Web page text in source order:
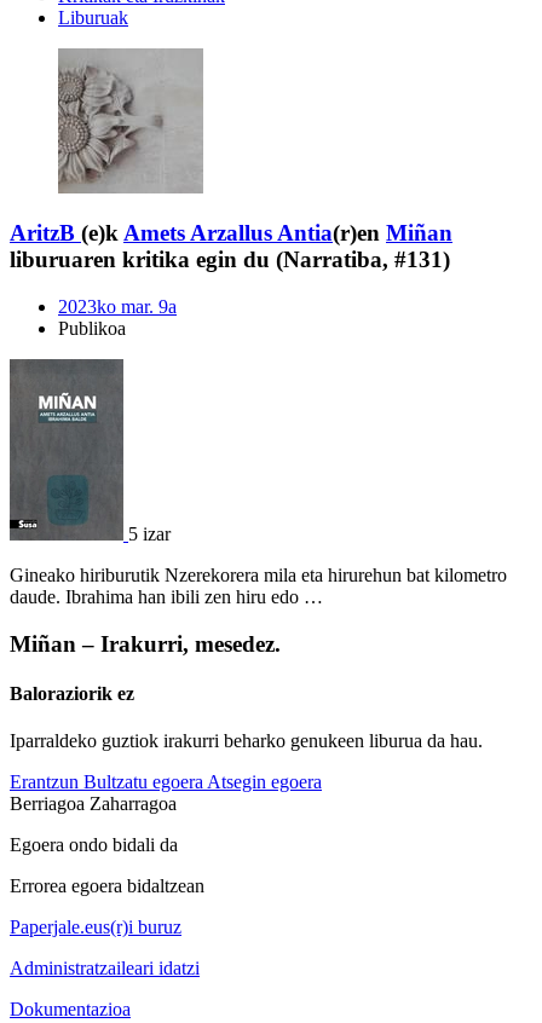
Liburuak
AritzB (e)kAmets Arzallus Antia(r)en Miñan
liburuaren kritika egin du (Narratiba, #131)
2023ko mar. 9a
Publikoa
5 izar
Gineako hiriburutik Nzerekorera mila eta hirurehun bat kilometro
daude. Ibrahima han ibili zen hiru edo …
Miñan – Irakurri, mesedez.
Baloraziorik ez
Iparraldeko guztiok irakurri beharko genukeen liburua da hau.
Erantzun Bultzatu egoera Atsegin egoera
Berriagoa Zaharragoa
Egoera ondo bidali da
Errorea egoera bidaltzean
Paperjale.eus(r)i buruz
Administratzaileari idatzi
Dokumentazioa